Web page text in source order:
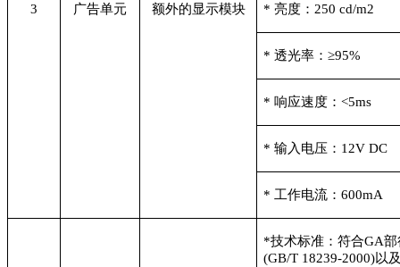
3 广告单元 额外的显示模块 * 亮度：250 cd/m2
* 透光率：≥95%
* 响应速度：<5ms
* 输入电压：12V DC
* 工作电流：600mA
*技术标准：符合GA
(GB/T 18239-2000)以